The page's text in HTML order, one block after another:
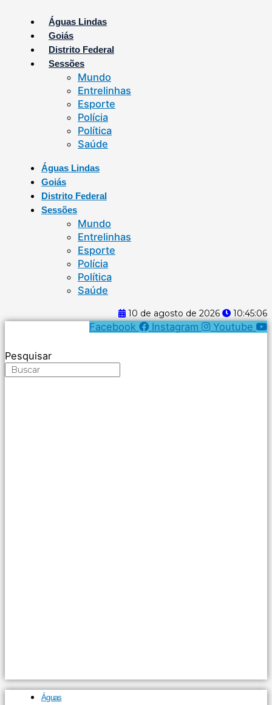
conteúdo
Águas Lindas
Goiás
Distrito Federal
Sessões
Mundo
Entrelinhas
Esporte
Polícia
Política
Saúde
Águas Lindas
Goiás
Distrito Federal
Sessões
Mundo
Entrelinhas
Esporte
Polícia
Política
Saúde
10 de agosto de 2026 10:45:07
Facebook Instagram Youtube
Pesquisar
Águas